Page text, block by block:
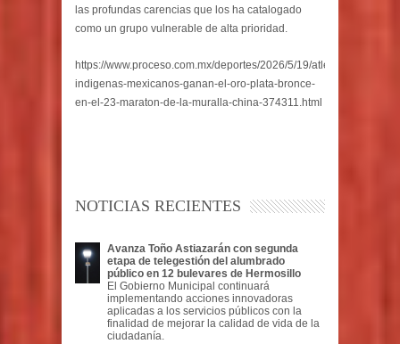
las profundas carencias que los ha catalogado
como un grupo vulnerable de alta prioridad.
https://www.proceso.com.mx/deportes/2026/5/19/atletas-
indigenas-mexicanos-ganan-el-oro-plata-bronce-
en-el-23-maraton-de-la-muralla-china-374311.html
NOTICIAS RECIENTES
Avanza Toño Astiazarán con segunda
etapa de telegestión del alumbrado
público en 12 bulevares de Hermosillo
El Gobierno Municipal continuará
implementando acciones innovadoras
aplicadas a los servicios públicos con la
finalidad de mejorar la calidad de vida de la
ciudadanía.